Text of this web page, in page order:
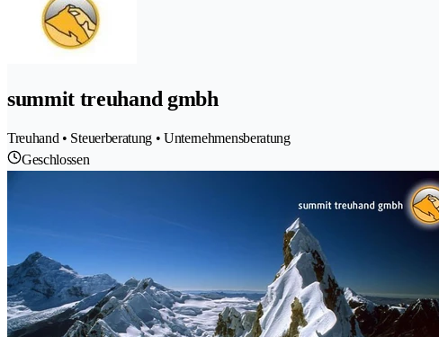
summit treuhand gmbh
Treuhand • Steuerberatung • Unternehmensberatung
Geschlossen